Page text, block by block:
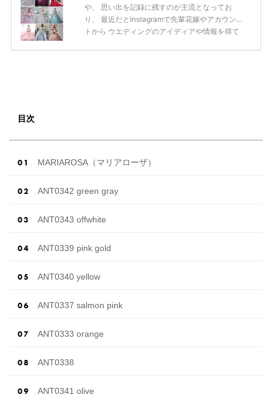
や、 思い出を記録に残すのが主流となってお
り、 最近だとInstagramで先輩花嫁やアカウン
トから ウエディングのアイディアや情報を得て
目次
MARIAROSA（マリアローザ）
ANT0342 green gray
ANT0343 offwhite
ANT0339 pink gold
ANT0340 yellow
ANT0337 salmon pink
ANT0333 orange
ANT0338
ANT0341 olive